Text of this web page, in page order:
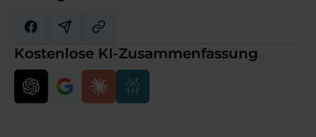
Kostenlose KI-Zusammenfassung